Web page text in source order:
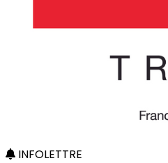
INFOLETTRE